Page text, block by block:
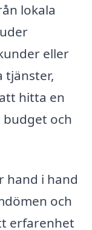
lokala
eller
tjänster,
hitta en
budget och
hand i hand
och
erfarenhet